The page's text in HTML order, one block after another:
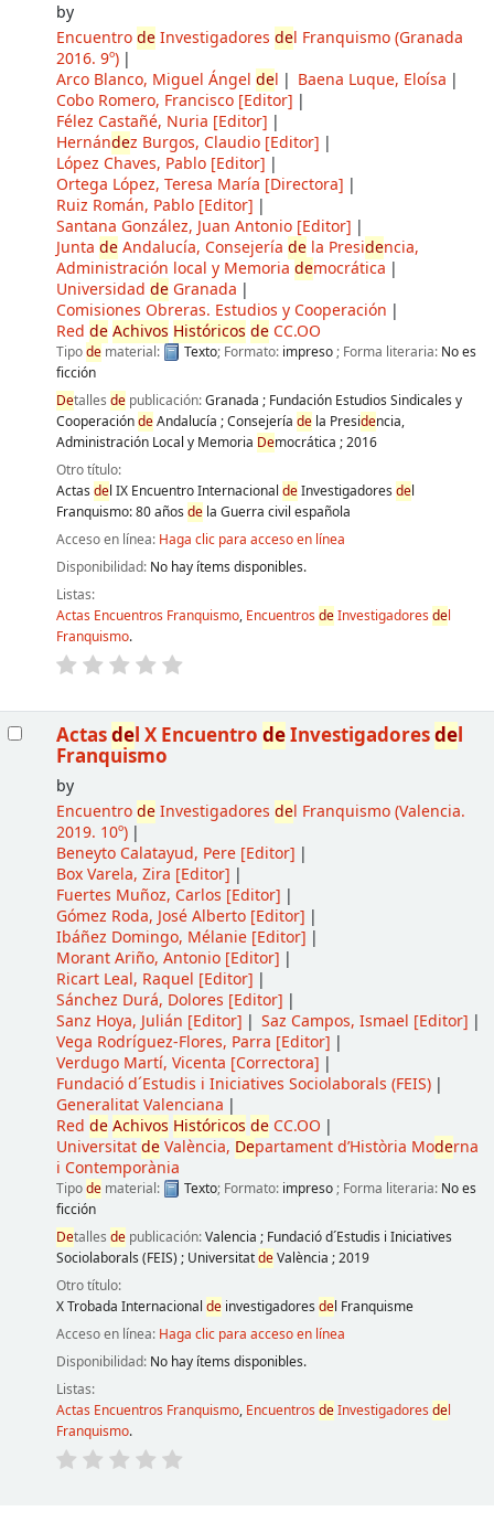
by
EncuentrodeInvestigadores del Franquismo(Granada
2016. 9º)
Arco Blanco, Miguel Ángel del
Baena Luque, Eloísa
Cobo Romero, Francisco[Editor]
Félez Castañé, Nuria [Editor]
Hernández Burgos, Claudio[Editor]
López Chaves, Pablo[Editor]
Ortega López, Teresa María [Directora]
Ruiz Román, Pablo[Editor]
Santana González, Juan Antonio[Editor]
Junta deAndalucía, Consejería dela Presidencia,
Administración local y Memoria democrática
Universidad deGranada
Comisiones Obreras. Estudios y Cooperación
Red de Achivos Históricos deCC.OO
Tipodematerial: Texto; Formato: impreso ; Forma literaria: No es
ficción
Detalles depublicación:Granada ; Fundación Estudios Sindicales y
CooperacióndeAndalucía ;Consejería dela Presidencia,
Administración Local y Memoria Democrática ;2016
Otro título:
Actas del IX Encuentro Internacional deInvestigadores del
Franquismo: 80 años dela Guerra civil española
Acceso en línea: Haga clic para acceso en línea
Disponibilidad: No hay ítems disponibles.
Listas:
Actas Encuentros Franquismo, EncuentrosdeInvestigadoresdel
Franquismo.
Actasdel X Encuentro deInvestigadoresdel
Franquismo
by
EncuentrodeInvestigadores del Franquismo(Valencia.
2019. 10º)
Beneyto Calatayud, Pere[Editor]
Box Varela, Zira [Editor]
Fuertes Muñoz, Carlos [Editor]
Gómez Roda, José Alberto[Editor]
Ibáñez Domingo, Mélanie[Editor]
Morant Ariño, Antonio[Editor]
Ricart Leal, Raquel [Editor]
Sánchez Durá, Dolores [Editor]
Sanz Hoya, Julián [Editor] Saz Campos, Ismael [Editor]
Vega Rodríguez-Flores, Parra [Editor]
Verdugo Martí, Vicenta [Correctora]
Fundació d´Estudis i Iniciatives Sociolaborals (FEIS)
Generalitat Valenciana
Red de Achivos Históricos deCC.OO
UniversitatdeValència, Departament d’Història Moderna
i Contemporània
Tipodematerial: Texto; Formato: impreso ; Forma literaria: No es
ficción
Detalles depublicación:Valencia ; Fundació d´Estudis i Iniciatives
Sociolaborals (FEIS) ; UniversitatdeValència ;2019
Otro título:
X Trobada Internacional deinvestigadores del Franquisme
Acceso en línea: Haga clic para acceso en línea
Disponibilidad: No hay ítems disponibles.
Listas:
Actas Encuentros Franquismo, EncuentrosdeInvestigadoresdel
Franquismo.